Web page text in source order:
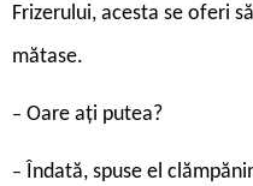
Frizerului, acesta se oferi
mătase.
– Oare ați putea?
– Îndată, spuse el